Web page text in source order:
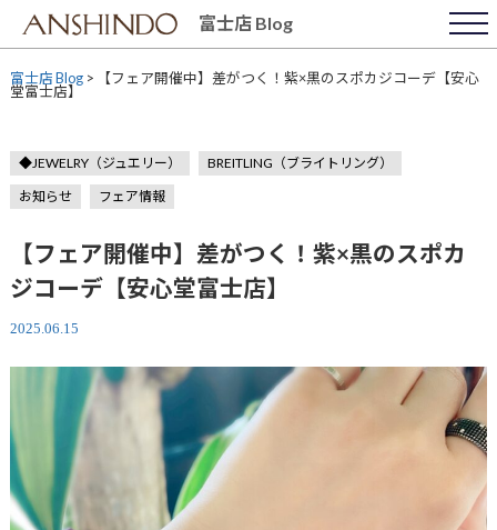
content
富士店 Blog
富士店 Blog> 【フェア開催中】差がつく！紫×黒のスポカジコーデ【安心
堂富士店】
◆JEWELRY（ジュエリー）
BREITLING（ブライトリング）
お知らせ
フェア情報
【フェア開催中】差がつく！紫×黒のスポカ
ジコーデ【安心堂富士店】
2025.06.15